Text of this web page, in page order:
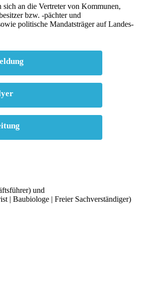
sich an die Vertreter von Kommunen,
bzw. -pächter und
politische Mandatsträger auf Landes-
und
| Baubiologe | Freier Sachverständiger)